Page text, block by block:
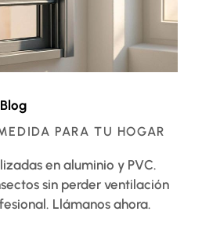
Blog
PARA TU HOGAR
en aluminio y PVC.
sin perder ventilación
Llámanos ahora.